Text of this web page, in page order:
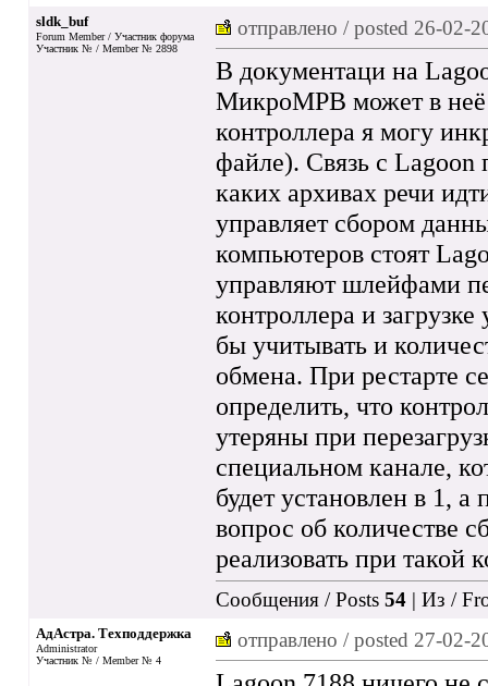
sldk_buf
Forum Member / Участник форума
Участник № / Member № 2898
отправлено / posted 26-02-
В документаци на
МикроМРВ может в неё
контроллера я могу
файле). Связь с Lagoon
каких архивах речи
управляет сбором
компьютеров стоят
управляют шлейфами
контроллера и
бы учитывать и
обмена. При рестарте
определить, что
утеряны при
специальном канале,
будет установлен в 1,
вопрос об количестве
реализовать при такой
Сообщения / Posts 54| Из /
АдАстра. Техподдержка
Administrator
Участник № / Member № 4
отправлено / posted 27-02-